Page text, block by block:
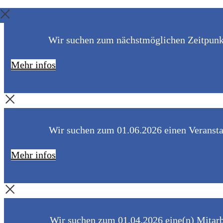
Wir suchen zum nächstmöglichen
Mehr infos
Wir suchen zum 01.06.2026 einen
Mehr infos
Wir suchen zum 01.04.2026 eine(n)